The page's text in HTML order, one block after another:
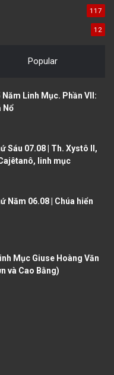
117
12
Popular
Linh Mục. Phần VII:
Nổ
Sáu 07.08 | Th. Xystô II,
linh mục
Năm 06.08 | Chúa hiển
Mục Giuse Hoàng Văn
và Cao Bằng)